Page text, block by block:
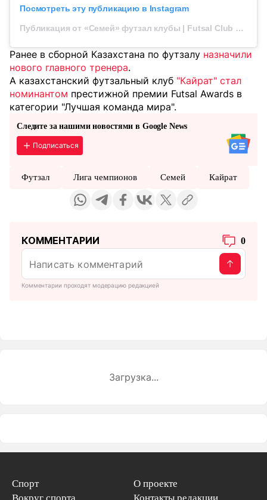
Посмотреть эту публикацию в Instagram
Публикация от «Семей» футзал клубы | Futsal Club Semey (@fcsemey)
Ранее в сборной Казахстана по футзалу назначили
нового главного тренера.
А казахстанский футзальный клуб "Кайрат" стал
номинантом престижной премии Futsal Awards в
категории "Лучшая команда мира".
Следите за нашими новостями в Google News
Подписаться
Футзал Лига чемпионов Семей Кайрат
КОММЕНТАРИИ 0
Комментарии проходят модерацию редакцией
Загрузка...
Спорт
Вокруг спорта
О проекте
Контакты редакции